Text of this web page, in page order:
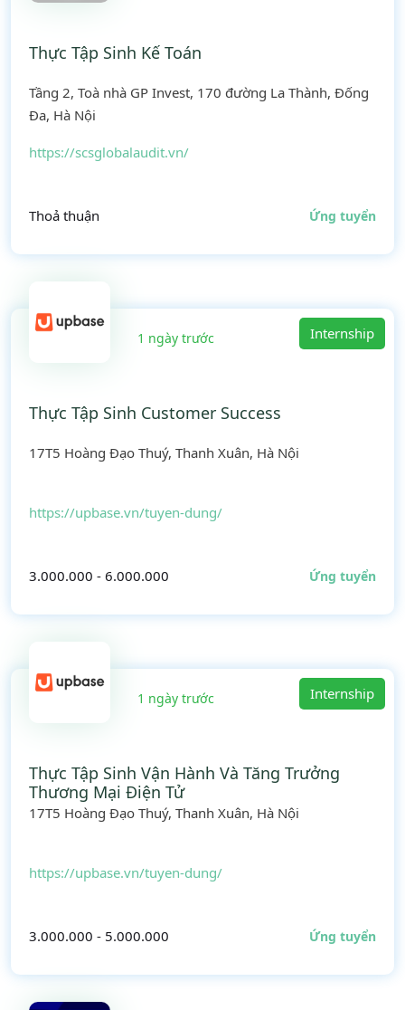
Thực Tập Sinh Kế Toán
Tầng 2, Toà nhà GP Invest, 170 đường La Thành, Đống
Đa, Hà Nội
https://scsglobalaudit.vn/
Thoả thuận Ứng tuyển
1 ngày trước Internship
Thực Tập Sinh Customer Success
17T5 Hoàng Đạo Thuý, Thanh Xuân, Hà Nội
https://upbase.vn/tuyen-dung/
3.000.000 - 6.000.000 Ứng tuyển
1 ngày trước Internship
Thực Tập Sinh Vận Hành Và Tăng Trưởng
Thương Mại Điện Tử
17T5 Hoàng Đạo Thuý, Thanh Xuân, Hà Nội
https://upbase.vn/tuyen-dung/
3.000.000 - 5.000.000 Ứng tuyển